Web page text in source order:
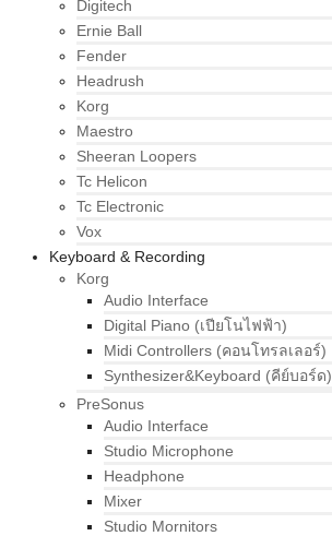
Digitech
Ernie Ball
Fender
Headrush
Korg
Maestro
Sheeran Loopers
Tc Helicon
Tc Electronic
Vox
Keyboard & Recording
Korg
Audio Interface
Digital Piano (เปียโนไฟฟ้า)
Midi Controllers (คอนโทรลเลอร์)
Synthesizer&Keyboard (คีย์บอร์ด)
PreSonus
Audio Interface
Studio Microphone
Headphone
Mixer
Studio Mornitors